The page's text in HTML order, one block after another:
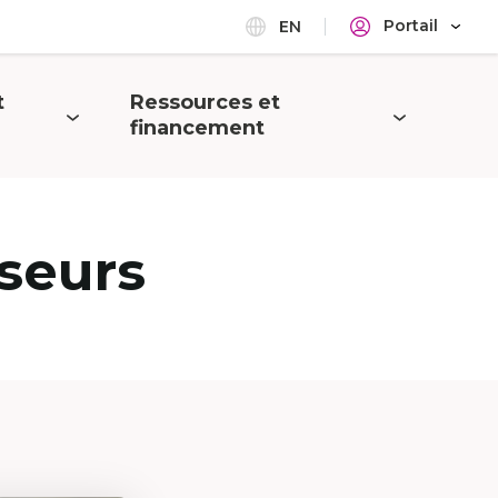
EN Portail
Ouvrir
Ressources et
financement